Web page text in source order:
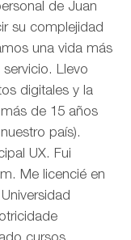
de Juan
su complejidad
una vida más
Llevo
digitales y la
de 15 años
país).
UX. Fui
Me licencié en